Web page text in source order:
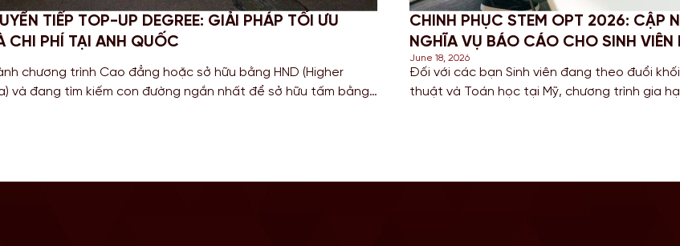
TIẾP TOP-UP DEGREE: GIẢI PHÁP TỐI ƯU
CHI PHÍ TẠI ANH QUỐC
chương trình Cao đẳng hoặc sở hữu bằng HND (Higher
và đang tìm kiếm con đường ngắn nhất để sở hữu tấm bằng
CHINH PHỤC STEM OPT 2026: CẬP
NGHĨA VỤ BÁO CÁO CHO SINH VIÊN
June 18, 2026
Đối với các bạn Sinh viên đang theo đuổi
thuật và Toán học tại Mỹ, chương trình gia